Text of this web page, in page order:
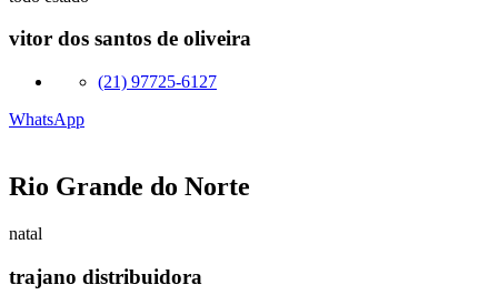
vitor dos santos de oliveira
(21) 97725-6127
WhatsApp
Rio Grande do Norte
natal
trajano distribuidora